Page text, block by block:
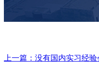
上一篇：没有国内实习经